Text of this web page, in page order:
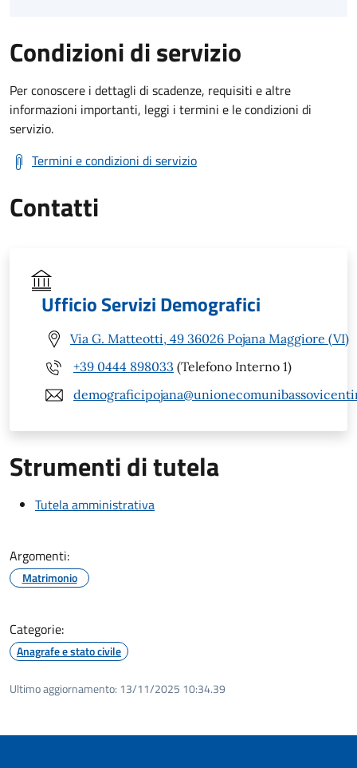
Condizioni di servizio
Per conoscere i dettagli di scadenze, requisiti e altre
informazioni importanti, leggi i termini e le condizioni di
servizio.
Termini e condizioni di servizio
Contatti
Ufficio Servizi Demografici
Via G. Matteotti, 49 36026 Pojana Maggiore (VI)
+39 0444 898033 (Telefono Interno 1)
Strumenti di tutela
Tutela amministrativa
Argomenti:
Matrimonio
Categorie:
Anagrafe e stato civile
Ultimo aggiornamento: 13/11/2025 10:34.39